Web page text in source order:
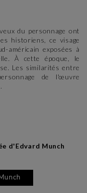
du personnage ont
historiens, ce visage
américain exposées à
À cette époque, le
Les similarités entre
de l'œuvre
d'Edvard Munch